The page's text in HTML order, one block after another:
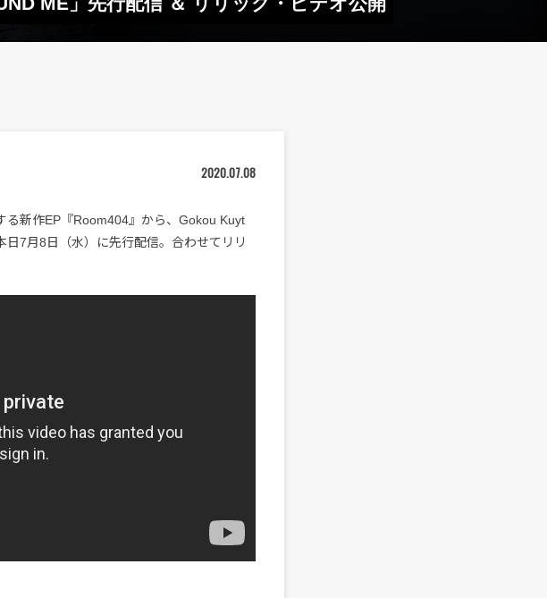
2020.07.08
る新作EP『Room404』から、Gokou Kuyt
7月8日（水）に先行配信。合わせてリリ